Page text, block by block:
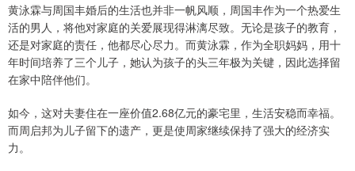
黄泳霖与周国丰婚后的生活也并非一帆风顺，周国丰作为一个热爱生
活的男人，将他对家庭的关爱展现得淋漓尽致。无论是孩子的教育，
还是对家庭的责任，他都尽心尽力。而黄泳霖，作为全职妈妈，用十
年时间培养了三个儿子，她认为孩子的头三年极为关键，因此选择留
在家中陪伴他们。
如今，这对夫妻住在一座价值2.68亿元的豪宅里，生活安稳而幸福。
而周启邦为儿子留下的遗产，更是使周家继续保持了强大的经济实
力。